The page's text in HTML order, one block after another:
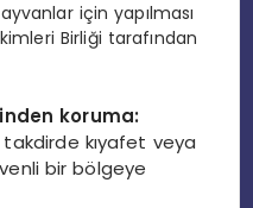
için yapılması
Birliği tarafından
koruma:
kıyafet veya
bir bölgeye